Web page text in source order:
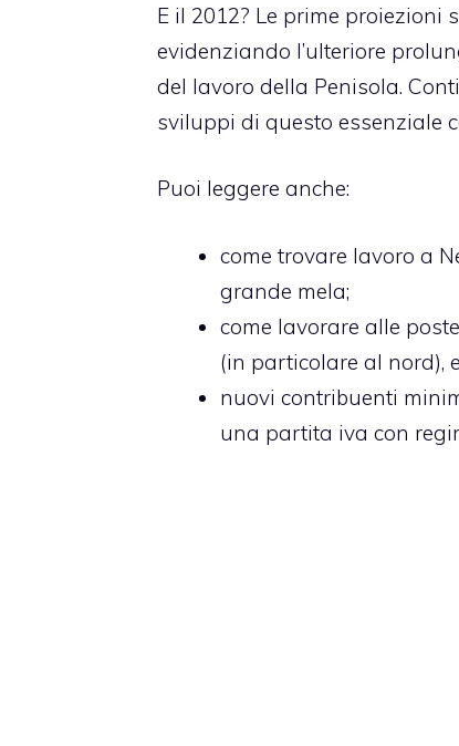
E il 2012? Le prime proiezioni
evidenziando l’ulteriore
del lavoro della Penisola.
sviluppi di questo essenziale
Puoi leggere anche:
come trovare lavoro a
grande mela;
come lavorare alle poste
(in particolare al nord),
nuovi contribuenti
una partita iva con